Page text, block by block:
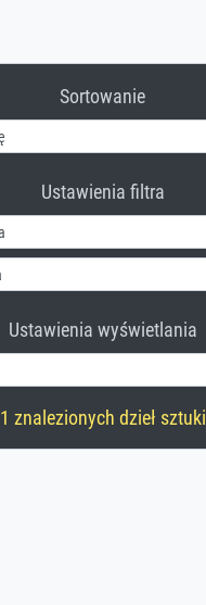
Sortowanie
Ustawienia filtra
Ustawienia wyświetlania
1 znalezionych dzieł sztuki